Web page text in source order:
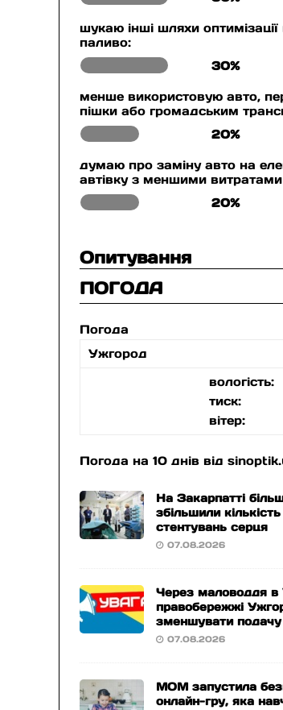
шукаю інші шляхи оптимізації
паливо:
30%
менше використовую авто,
пішки або громадським
20%
думаю про заміну авто на
автівку з меншими
20%
Опитування
ПОГОДА
Погода
Ужгород
вологість:
тиск:
вітер:
Погода на 10 днів від
На Закарпатті
збільшили
стентувань серця
07.08.2026
Через маловоддя в
правобережжі
зменшувати подачу
07.08.2026
МОМ запустила
онлайн-гру, яка